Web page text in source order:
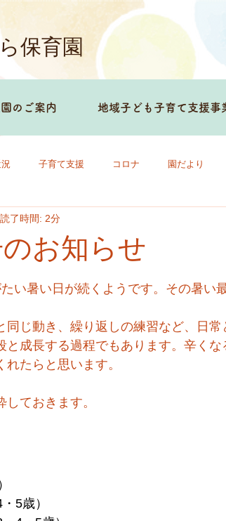
保育園
園のご案内 地域子ども子育て支援事
子育て支援 コロナ 園だより
お知らせ
読了時間: 2分
い暑い日が続くようです。その暑い
じ動き、繰り返しの練習など、日常
成長する過程でもあります。辛くな
たらと思います。
ておきます。
5歳）